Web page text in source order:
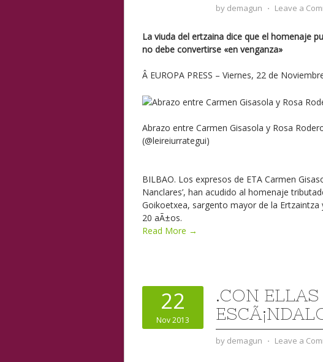
by demagun ⋅ Leave a
La viuda del ertzaina dice que el homenaje
no debe convertirse «en venganza»
Â EUROPA PRESS – Viernes, 22 de
Abrazo entre Carmen Gisasola y Rosa
(@leireiurrategui)
BILBAO. Los expresos de ETA Carmen
Nanclares’, han acudido al homenaje
Goikoetxea, sargento mayor de la
20 aÃ±os.
Read More →
22
Nov 2013
.CON
by demagun ⋅ Leave a